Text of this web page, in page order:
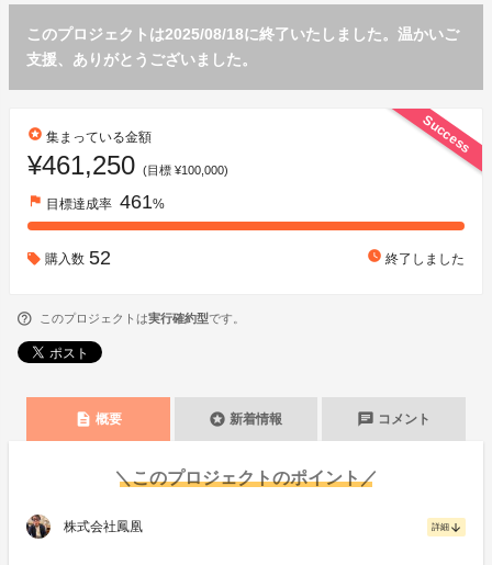
このプロジェクトは2025/08/18に終了いたしました。温かいご
支援、ありがとうございました。
Success
stars 集まっている金額
¥461,250 (目標 ¥100,000)
flag 目標達成率 461%
購入数 52 watch_later 終了しました
このプロジェクトは実行確約型です。
description 概要 stars 新着情報 chat コメント
＼このプロジェクトのポイント／
株式会社鳳凰 詳細 arrow_downward